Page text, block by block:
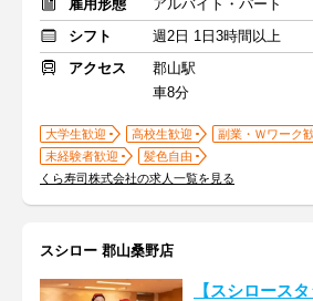
雇用形態
アルバイト・パート
シフト
週2日 1日3時間以上
アクセス
郡山駅
車8分
大学生歓迎 高校生歓迎
副業・Ｗワーク
未経験者歓迎
髪色自由
くら寿司株式会社の求人一覧を見る
スシロー 郡山桑野店
【スシロース